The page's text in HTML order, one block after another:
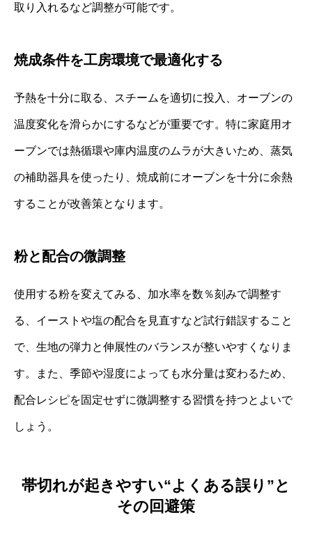
取り入れるなど調整が可能です。
焼成条件を工房環境で最適化する
予熱を十分に取る、スチームを適切に投入、オーブンの
温度変化を滑らかにするなどが重要です。特に家庭用オ
ーブンでは熱循環や庫内温度のムラが大きいため、蒸気
の補助器具を使ったり、焼成前にオーブンを十分に余熱
することが改善策となります。
粉と配合の微調整
使用する粉を変えてみる、加水率を数％刻みで調整す
る、イーストや塩の配合を見直すなど試行錯誤すること
で、生地の弾力と伸展性のバランスが整いやすくなりま
す。また、季節や湿度によっても水分量は変わるため、
配合レシピを固定せずに微調整する習慣を持つとよいで
しょう。
帯切れが起きやすい“よくある誤り”と
その回避策